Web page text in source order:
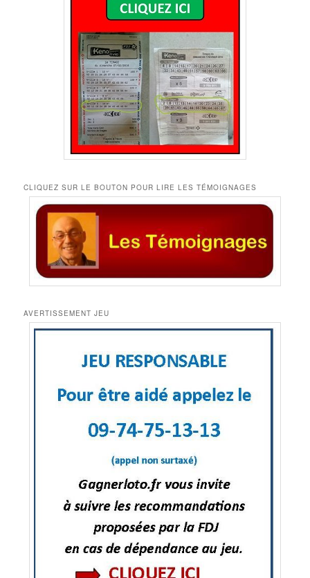
CLIQUEZ SUR LE BOUTON POUR LIRE LES TÉMOIGNAGES
AVERTISSEMENT JEU